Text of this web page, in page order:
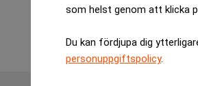
som helst genom att klicka
Du kan fördjupa dig
personuppgiftspolicy.